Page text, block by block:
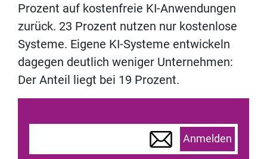
Prozent auf kostenfreie KI-Anwendungen
zurück. 23 Prozent nutzen nur kostenlose
Systeme. Eigene KI-Systeme entwickeln
dagegen deutlich weniger Unternehmen:
Der Anteil liegt bei 19 Prozent.
Anmelden